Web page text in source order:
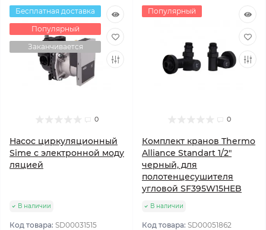
Бесплатная доставка
Популярный
Заканчивается
0
Насос циркуляционный
Sime с электронной моду
ляцией
В наличии
Код товара: SD00031515
Популярный
0
Комплект кранов Thermo
Alliance Standart 1/2"
черный, для
полотенцесушителя
угловой SF395W15HEB
В наличии
Код товара: SD00051862